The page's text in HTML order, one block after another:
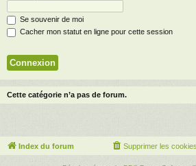
Se souvenir de moi
Cacher mon statut en ligne pour cette session
Cette catégorie n’a pas de forum.
Index du forum Supprimer les cookies